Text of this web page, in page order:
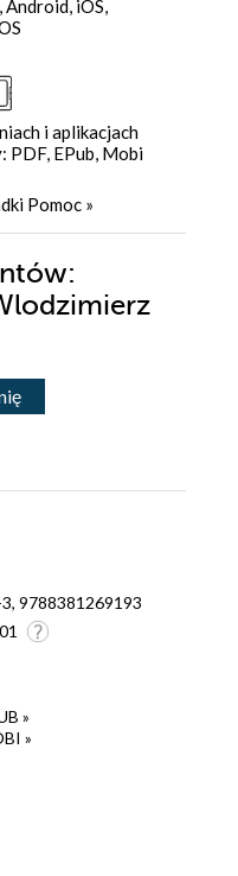
iOS,
i aplikacjach
PDF, EPub, Mobi
Pomoc »
9788381269193
»
»